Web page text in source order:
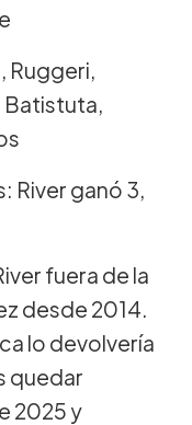
Ruggeri,
Batistuta,
River ganó 3,
fuera de la
desde 2014.
lo devolvería
quedar
2025 y